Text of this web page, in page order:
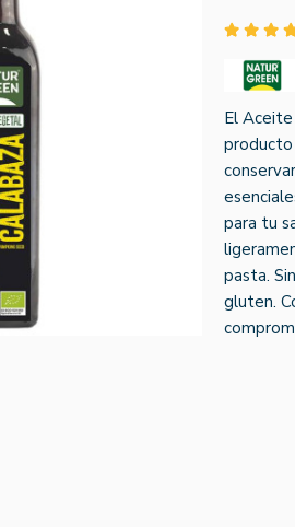
El
para tu
pasta.
gluten.